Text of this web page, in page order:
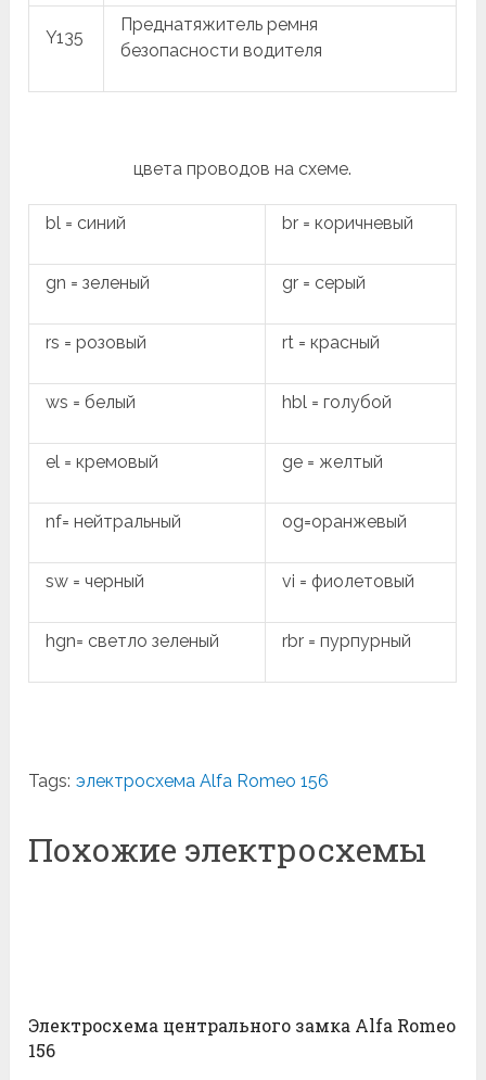
Y135
Преднатяжитель ремня
безопасности водителя
цвета проводов на схеме.
bl = синий br = коричневый
gn = зеленый gr = серый
rs = розовый rt = красный
ws = белый hbl = голубой
el = кремовый ge = желтый
nf= нейтральный og=оранжевый
sw = черный vi = фиолетовый
hgn= светло зеленый rbr = пурпурный
Tags: электросхема Alfa Romeo 156
Похожие электросхемы
Электросхема центрального замка Alfa Romeo
156